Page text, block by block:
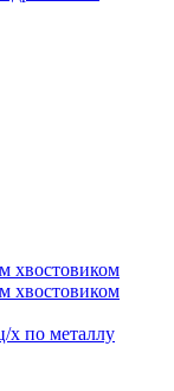
хвостовиком
хвостовиком
х по металлу